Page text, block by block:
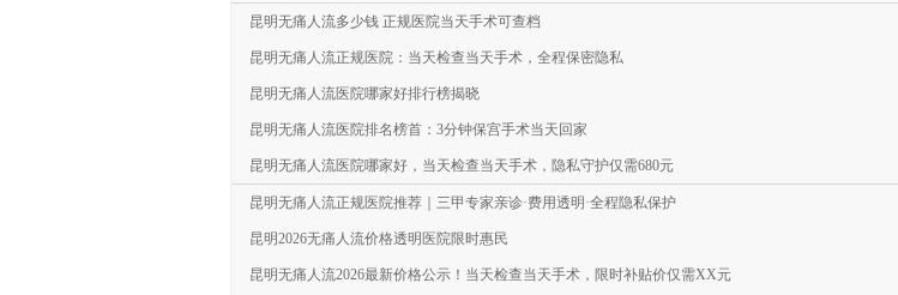
昆明无痛人流多少钱 正规医院当天手术可查档
昆明无痛人流正规医院：当天检查当天手术，全程保密隐私
昆明无痛人流医院哪家好排行榜揭晓
昆明无痛人流医院排名榜首：3分钟保宫手术当天回家
昆明无痛人流医院哪家好，当天检查当天手术，隐私守护仅需680元
昆明无痛人流正规医院推荐｜三甲专家亲诊·费用透明·全程隐私保护
昆明2026无痛人流价格透明医院限时惠民
昆明无痛人流2026最新价格公示！当天检查当天手术，限时补贴价仅需XX元